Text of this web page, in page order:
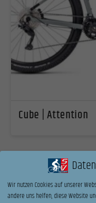
Cube | Attention
Wir nutzen Cookies auf unserer
andere uns helfen, diese Website